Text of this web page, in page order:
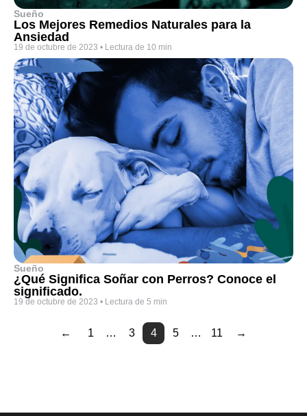
Sueño
Los Mejores Remedios Naturales para la
Ansiedad
19 de octubre de 2023 • Lectura de 10 min
Sueño
¿Qué Significa Soñar con Perros? Conoce el
significado.
19 de octubre de 2023 • Lectura de 5 min
← 1 … 3 4 5 … 11
Page
Page
Page
Page
Page
Page 10
→